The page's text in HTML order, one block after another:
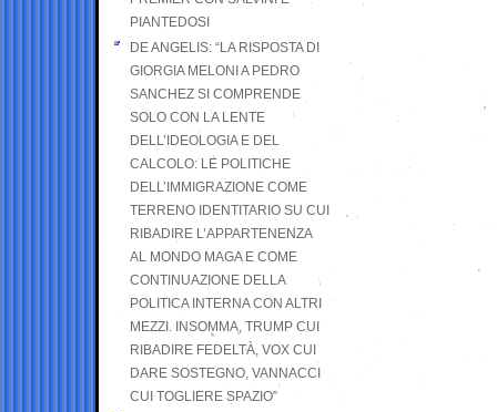
PIANTEDOSI
DE ANGELIS: “LA RISPOSTA DI
GIORGIA MELONI A PEDRO
SANCHEZ SI COMPRENDE
SOLO CON LA LENTE
DELL’IDEOLOGIA E DEL
CALCOLO: LE POLITICHE
DELL’IMMIGRAZIONE COME
TERRENO IDENTITARIO SU CUI
RIBADIRE L’APPARTENENZA
AL MONDO MAGA E COME
CONTINUAZIONE DELLA
POLITICA INTERNA CON ALTRI
MEZZI. INSOMMA, TRUMP CUI
RIBADIRE FEDELTÀ, VOX CUI
DARE SOSTEGNO, VANNACCI
CUI TOGLIERE SPAZIO”